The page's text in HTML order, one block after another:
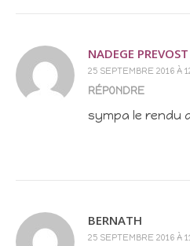
NADEGE PREVOST
25 SEPTEMBRE 2016 À
RÉPONDRE
sympa le rendu
BERNATH
25 SEPTEMBRE 2016 À